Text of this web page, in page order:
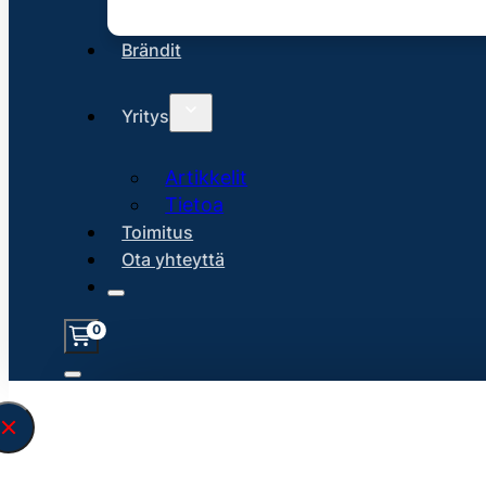
Brändit
Yritys
Artikkelit
Tietoa
Toimitus
Ota yhteyttä
0